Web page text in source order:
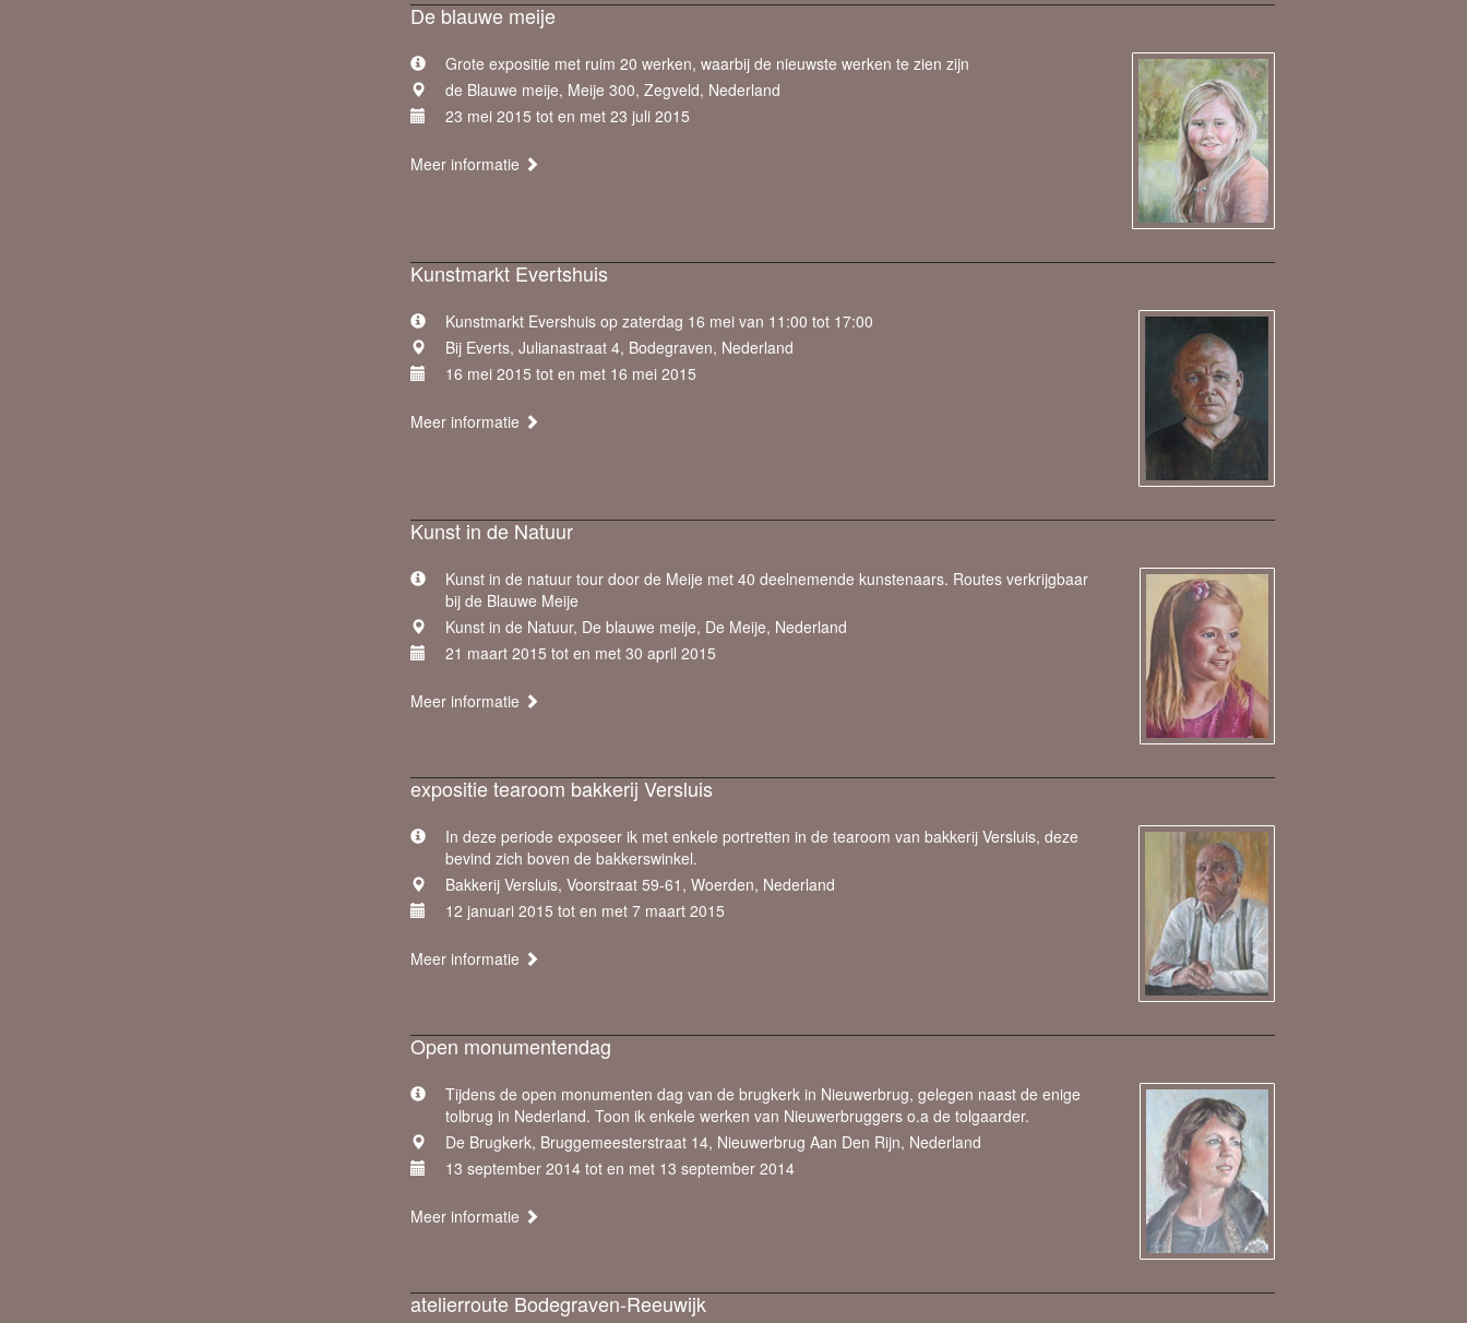
De blauwe meije
Grote expositie met ruim 20 werken, waarbij de nieuwste werken te zien zijn
de Blauwe meije, Meije 300, Zegveld, Nederland
23 mei 2015 tot en met 23 juli 2015
Meer informatie
Kunstmarkt Evertshuis
Kunstmarkt Evershuis op zaterdag 16 mei van 11:00 tot 17:00
Bij Everts, Julianastraat 4, Bodegraven, Nederland
16 mei 2015 tot en met 16 mei 2015
Meer informatie
Kunst in de Natuur
Kunst in de natuur tour door de Meije met 40 deelnemende kunstenaars. Routes verkrijgbaar
bij de Blauwe Meije
Kunst in de Natuur, De blauwe meije, De Meije, Nederland
21 maart 2015 tot en met 30 april 2015
Meer informatie
expositie tearoom bakkerij Versluis
In deze periode exposeer ik met enkele portretten in de tearoom van bakkerij Versluis, deze
bevind zich boven de bakkerswinkel.
Bakkerij Versluis, Voorstraat 59-61, Woerden, Nederland
12 januari 2015 tot en met 7 maart 2015
Meer informatie
Open monumentendag
Tijdens de open monumenten dag van de brugkerk in Nieuwerbrug, gelegen naast de enige
tolbrug in Nederland. Toon ik enkele werken van Nieuwerbruggers o.a de tolgaarder.
De Brugkerk, Bruggemeesterstraat 14, Nieuwerbrug Aan Den Rijn, Nederland
13 september 2014 tot en met 13 september 2014
Meer informatie
atelierroute Bodegraven-Reeuwijk